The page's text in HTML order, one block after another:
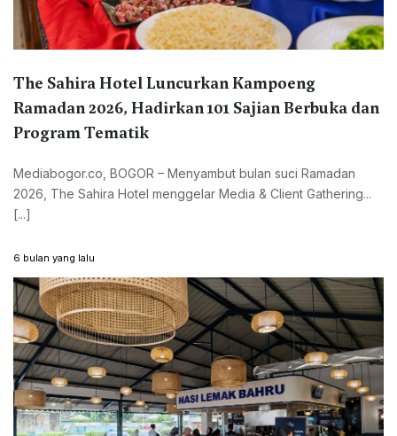
The Sahira Hotel Luncurkan Kampoeng
Ramadan 2026, Hadirkan 101 Sajian Berbuka dan
Program Tematik
Mediabogor.co, BOGOR – Menyambut bulan suci Ramadan
2026, The Sahira Hotel menggelar Media & Client Gathering...
[...]
6 bulan yang lalu